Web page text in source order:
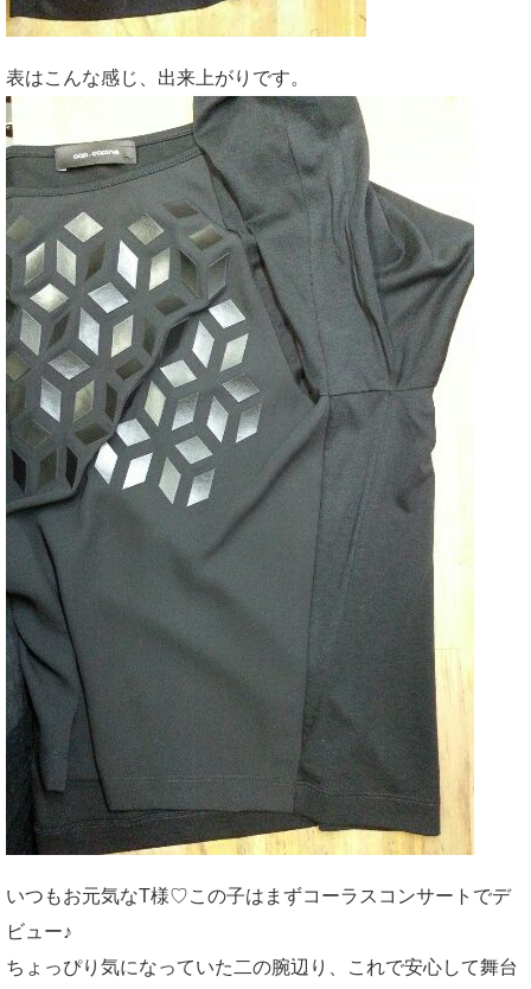
表はこんな感じ、出来上がりです。
いつもお元気なT様♡この子はまずコーラスコンサートでデ
ビュー♪
ちょっぴり気になっていた二の腕辺り、これで安心して舞台